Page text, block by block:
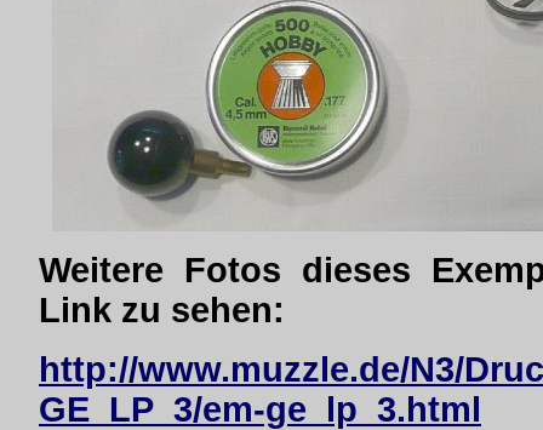
Weitere Fotos dieses
Link zu sehen:
http://www.muzzle.de/N3/
GE_LP_3/em-ge_lp_3.html